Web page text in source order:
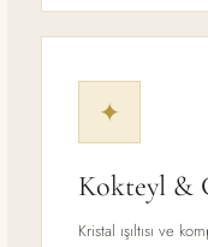
✦
Kokteyl &
Kristal ışıltısı ve